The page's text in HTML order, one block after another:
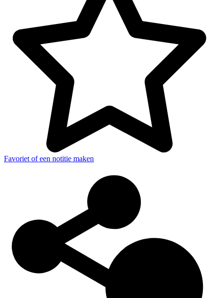
Favoriet of een notitie maken